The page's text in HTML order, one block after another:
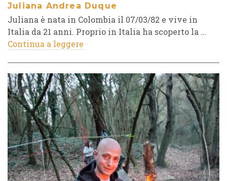
Juliana Andrea Duque
Juliana è nata in Colombia il 07/03/82 e vive in
Italia da 21 anni. Proprio in Italia ha scoperto la …
Continua a leggere